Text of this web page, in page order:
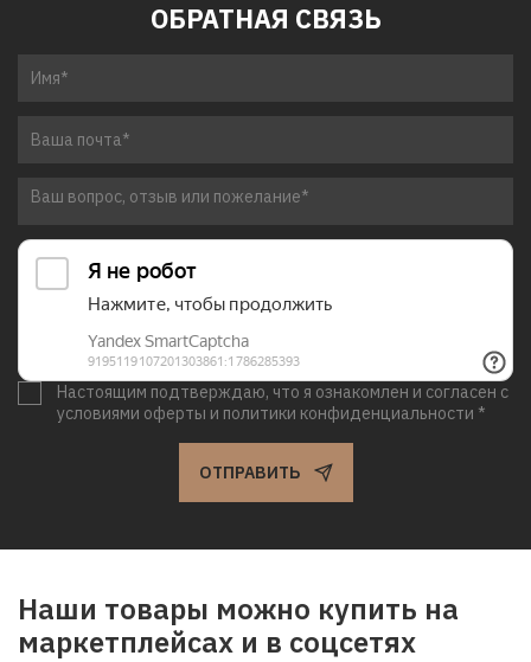
ОБРАТНАЯ СВЯЗЬ
Настоящим подтверждаю, что я ознакомлен и согласен с
условиями оферты и политики конфиденциальности *
ОТПРАВИТЬ
Наши товары можно купить на
маркетплейсах и в соцсетях